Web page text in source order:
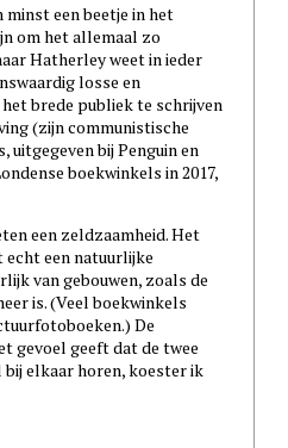
minst een beetje in het
om het allemaal zo
Hatherley weet in ieder
losse en
brede publiek te schrijven
(zijn communistische
uitgegeven bij Penguin en
boekwinkels in 2017,
een zeldzaamheid. Het
echt een natuurlijke
van gebouwen, zoals de
is. (Veel boekwinkels
De
gevoel geeft dat de twee
elkaar horen, koester ik